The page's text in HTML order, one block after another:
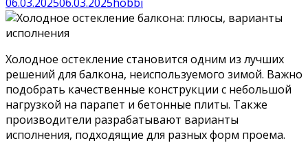
Холодное остекление становится одним из лучших
решений для балкона, неиспользуемого зимой. Важно
подобрать качественные конструкции с небольшой
нагрузкой на парапет и бетонные плиты. Также
производители разрабатывают варианты
исполнения, подходящие для разных форм проема.